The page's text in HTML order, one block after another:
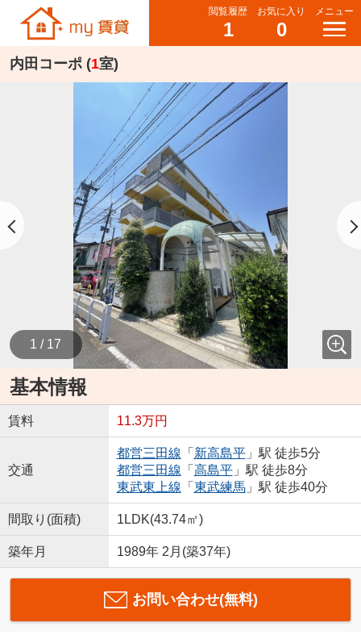
閲覧履歴
1
お気に入り
0
メニュー
内田コーポ (1室)
1 / 17
基本情報
賃料 11.3万円
交通
都営三田線 「 新高島平」駅 徒歩5分
都営三田線 「 高島平」駅 徒歩8分
東武東上線 「 東武練馬」駅 徒歩40分
間取り(面積) 1LDK(43.74㎡)
築年月 1989年 2月(築37年)
お問い合わせ(無料)